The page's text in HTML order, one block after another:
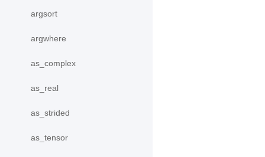
argsort
argwhere
as_complex
as_real
as_strided
as_tensor